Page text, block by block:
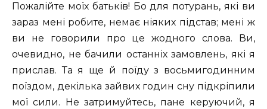
Пожалійте моїх батьків! Бо для потурань, які ви
зараз мені робите, немає ніяких підстав; мені ж
ви не говорили про це жодного слова. Ви,
очевидно, не бачили останніх замовлень, які я
прислав. Та я ще й поїду з восьмигодинним
поїздом, декілька зайвих годин сну підкріпили
мої сили. Не затримуйтесь, пане керуючий, я